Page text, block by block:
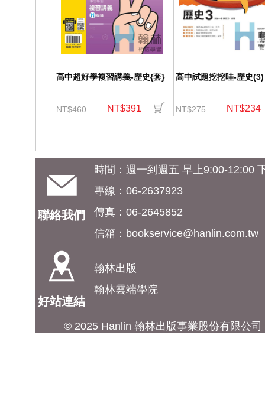
高中超好學複習講義-歷史{套}
NT$460 NT$391
高中試題挖挖哇-歷史(3)
NT$275 NT$234
聯絡我們
時間：週一到週五 早上9:00-12:00
專線：06-2637923
傳真：06-2645852
信箱： bookservice@hanlin.com.tw
好站連結
翰林出版
翰林雲端學院
© 2025 Hanlin 翰林出版事業股份有限公司